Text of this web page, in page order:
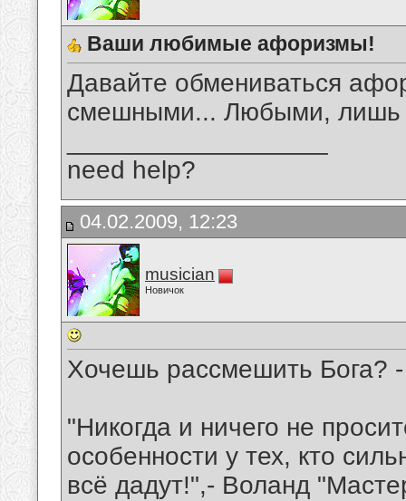
Ваши любимые афоризмы!
Давайте обмениваться
смешными... Любыми, лишь
need help?
04.02.2009, 12:23
musician
Новичок
Хочешь рассмешить Бога?
"Никогда и ничего не
особенности у тех, кто
всё дадут!",- Воланд